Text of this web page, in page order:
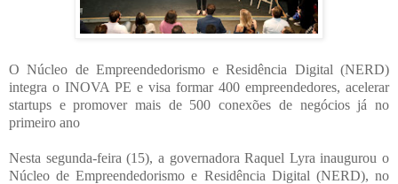
O Núcleo de Empreendedorismo e Residência Digital (NERD)
integra o INOVA PE e visa formar 400 empreendedores, acelerar
startups e promover mais de 500 conexões de negócios já no
primeiro ano
Nesta segunda-feira (15), a governadora Raquel Lyra inaugurou o
Núcleo de Empreendedorismo e Residência Digital (NERD), no